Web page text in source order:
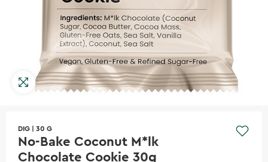
DIG 30 G
No-Bake Coconut M*lk
Chocolate Cookie 30g